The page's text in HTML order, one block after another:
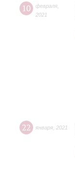
10 февраля
2021
22 января 2021